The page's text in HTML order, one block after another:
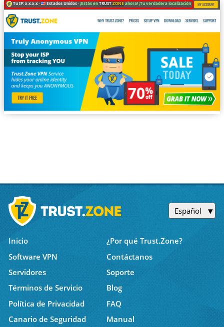
Tu IP: x.x.x.x · Estados Unidos ·¡Estás enTRUST.ZONEahora! ¡Tu verdadera localización está oculta!
Español
Inicio
¿Por qué Trust.Zone?
Software VPN
Contáctanos
Servidores
Soporte
Términos de Servicio
Blog
Política de Privacidad
FAQ
Canario de Seguridad
Manual